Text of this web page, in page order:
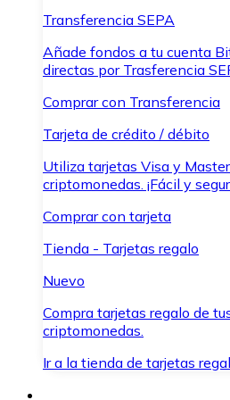
Transferencia SEPA
Añade fondos a tu cuenta
directas por Trasferencia
Comprar con Transferencia
Tarjeta de crédito / débito
Utiliza tarjetas Visa y
criptomonedas. ¡Fácil y
Comprar con tarjeta
Tienda - Tarjetas regalo
Nuevo
Compra tarjetas regalo de
criptomonedas.
Ir a la tienda de tarjetas